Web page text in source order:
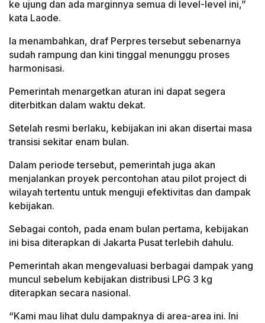
ke ujung dan ada marginnya semua di level-level ini,”
kata Laode.
Ia menambahkan, draf Perpres tersebut sebenarnya
sudah rampung dan kini tinggal menunggu proses
harmonisasi.
Pemerintah menargetkan aturan ini dapat segera
diterbitkan dalam waktu dekat.
Setelah resmi berlaku, kebijakan ini akan disertai masa
transisi sekitar enam bulan.
Dalam periode tersebut, pemerintah juga akan
menjalankan proyek percontohan atau pilot project di
wilayah tertentu untuk menguji efektivitas dan dampak
kebijakan.
Sebagai contoh, pada enam bulan pertama, kebijakan
ini bisa diterapkan di Jakarta Pusat terlebih dahulu.
Pemerintah akan mengevaluasi berbagai dampak yang
muncul sebelum kebijakan distribusi LPG 3 kg
diterapkan secara nasional.
“Kami mau lihat dulu dampaknya di area-area ini. Ini